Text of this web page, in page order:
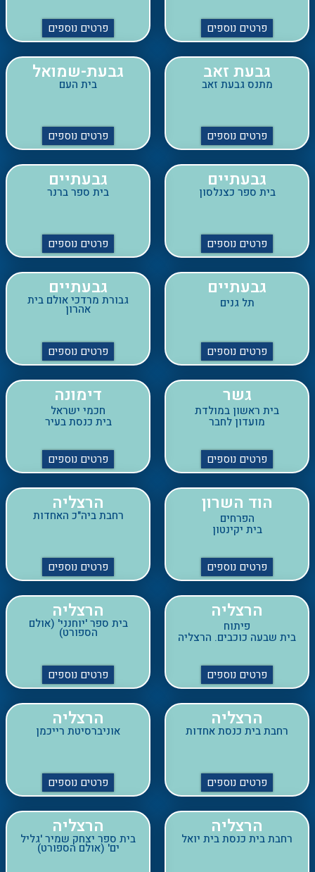
גבעת זאב
מתנס גבעת זאב
פרטים נוספים
גבעת-שמואל
בית העם
פרטים נוספים
גבעתיים
בית ספר כצנלסון
פרטים נוספים
גבעתיים
בית ספר ברנר
פרטים נוספים
גבעתיים
תל גנים
פרטים נוספים
גבעתיים
גבורת מרדכי אולם בית
אהרון
פרטים נוספים
גשר
בית ראשון במולדת
פרטים נוספים
דימונה
חכמי ישראל
פרטים נוספים
הוד השרון
הפרחים
פרטים נוספים
הרצליה
רחבת ביה"כ האחדות
פרטים נוספים
הרצליה
פיתוח
פרטים נוספים
הרצליה
בית ספר 'יוחנני' (אולם
הספורט)
פרטים נוספים
הרצליה
רחבת בית כנסת אחדות
פרטים נוספים
הרצליה
אוניברסיטת רייכמן
פרטים נוספים
הרצליה
רחבת בית כנסת בית יואל
פרטים נוספים
הרצליה
בית ספר יצחק שמיר 'גליל
ים' (אולם הספורט)
פרטים נוספים